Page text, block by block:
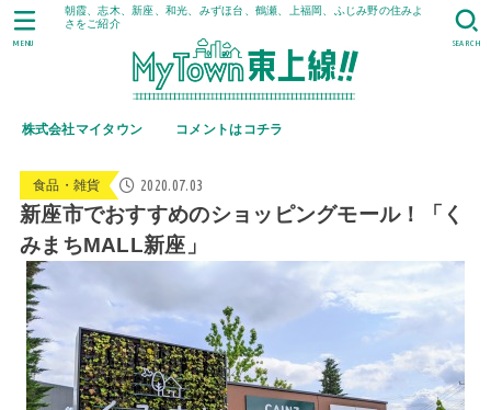
朝霞、志木、新座、和光、みずほ台、鶴瀬、上福岡、ふじみ野の住みよ
さをご紹介
株式会社マイタウン コメントはコチラ
SEARCH
MENU
食品・雑貨 2020.07.03
新座市でおすすめのショッピングモール！「く
みまちMALL新座」